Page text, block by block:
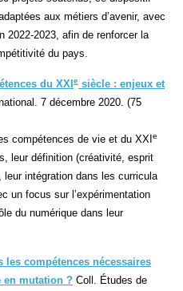
aux métiers d’avenir, avec
2022-2023, afin de renforcer la
du pays.
du XXIe siècle : enjeux et
7 décembre 2020. (75
compétences de vie et du XXIe
leur définition (créativité, esprit
intégration dans les curricula
un focus sur l’expérimentation
du numérique dans leur
les compétences nécessaires
en mutation ? Coll. Études de